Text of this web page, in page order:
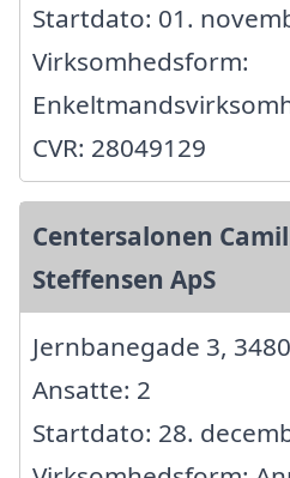
Startdato: 01.
Virksomhedsform:
CVR: 28049129
Centersalonen
Steffensen ApS
Jernbanegade 3,
Ansatte: 2
Startdato: 28.